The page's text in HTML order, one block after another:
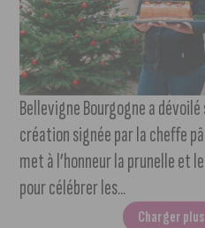
Bellevigne Bourgogne a
création signée par la cheffe
met à l’honneur la prunelle et
pour célébrer les...
Charger